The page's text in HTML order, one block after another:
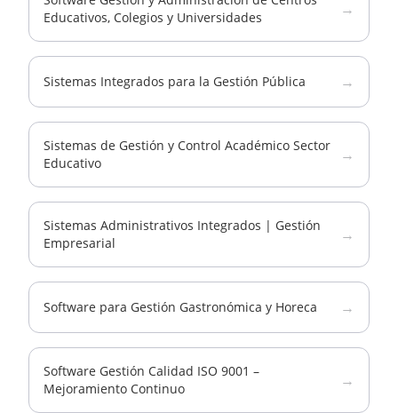
Educativos, Colegios y Universidades
→
Sistemas Integrados para la Gestión Pública →
Sistemas de Gestión y Control Académico Sector
Educativo
→
Sistemas Administrativos Integrados | Gestión
Empresarial
→
Software para Gestión Gastronómica y Horeca →
Software Gestión Calidad ISO 9001 –
Mejoramiento Continuo
→